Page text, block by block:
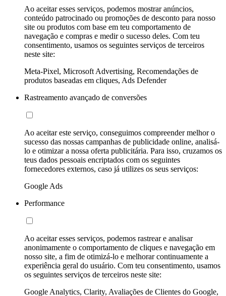
Ao aceitar esses serviços, podemos mostrar anúncios,
conteúdo patrocinado ou promoções de desconto para nosso
site ou produtos com base em teu comportamento de
navegação e compras e medir o sucesso deles. Com teu
consentimento, usamos os seguintes serviços de terceiros
neste site:
Meta-Pixel, Microsoft Advertising, Recomendações de
produtos baseadas em cliques, Ads Defender
Rastreamento avançado de conversões
Ao aceitar este serviço, conseguimos compreender melhor o
sucesso das nossas campanhas de publicidade online, analisá-
lo e otimizar a nossa oferta publicitária. Para isso, cruzamos os
teus dados pessoais encriptados com os seguintes
fornecedores externos, caso já utilizes os seus serviços:
Google Ads
Performance
Ao aceitar esses serviços, podemos rastrear e analisar
anonimamente o comportamento de cliques e navegação em
nosso site, a fim de otimizá-lo e melhorar continuamente a
experiência geral do usuário. Com teu consentimento, usamos
os seguintes serviços de terceiros neste site:
Google Analytics, Clarity, Avaliações de Clientes do Google,